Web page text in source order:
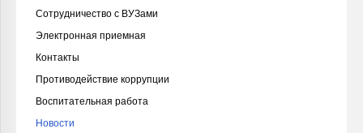
Сотрудничество с ВУЗами
Электронная приемная
Контакты
Противодействие коррупции
Воспитательная работа
Новости